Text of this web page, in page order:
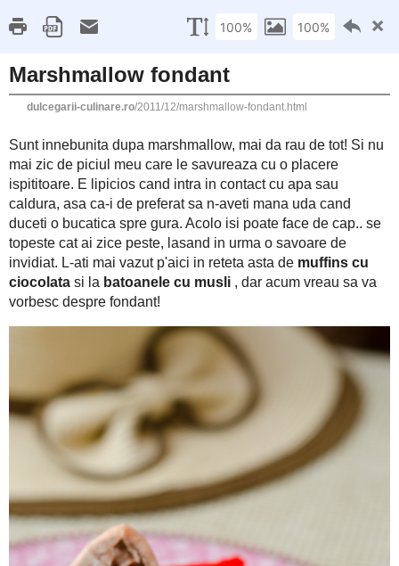
Dulcegarii culinare
29 DECEMBRIE 2011
Marshmallow fondant
Sunt innebunita dupa marshmallow, mai da rau de tot! Si nu
cu o placere ispititoare. E lipicios cand intra in contact cu
aveti mana uda cand duceti o bucatica spre gura. Acolo isi
peste, lasand in urma o savoare de invidiat. L-ati mai
This site uses cookies from Google to deliver